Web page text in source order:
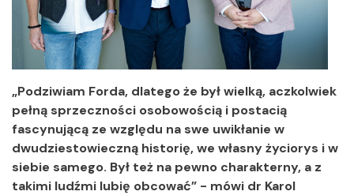
„Podziwiam Forda, dlatego że był wielką, aczkolwiek
pełną sprzeczności osobowością i postacią
fascynującą ze względu na swe uwikłanie w
dwudziestowieczną historię, we własny życiorys i w
siebie samego. Był też na pewno charakterny, a z
takimi ludźmi lubię obcować” - mówi dr Karol